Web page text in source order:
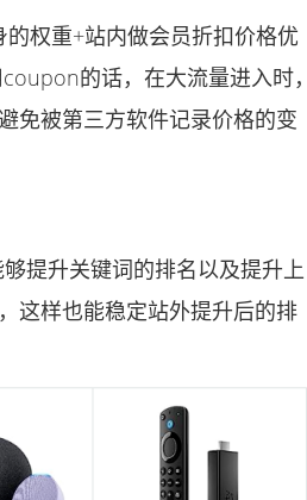
权重+站内做会员折扣价格优
的话，在大流量进入时，
免被第三方软件记录价格的变
提升关键词的排名以及提升上
这样也能稳定站外提升后的排